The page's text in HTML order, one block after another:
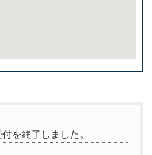
を終了しました。